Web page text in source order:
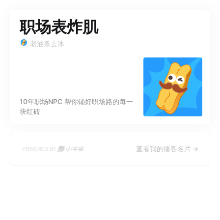
职场表炸肌
老油条去冰
10年职场NPC 帮你铺好职场路的每一
块红砖
查看我的播客名片